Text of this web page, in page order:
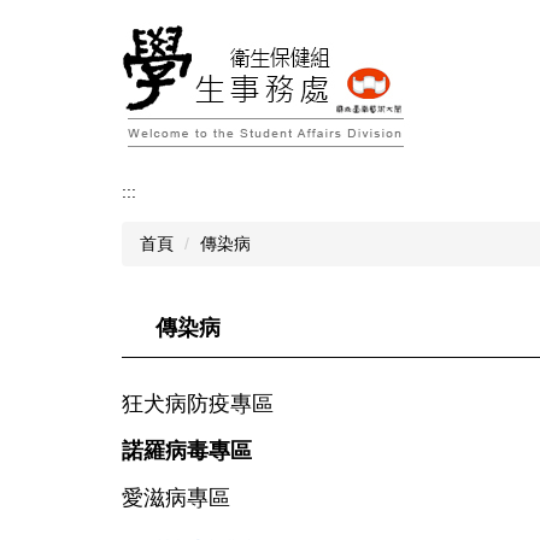
:::
首頁 傳染病
傳染病
狂犬病防疫專區
諾羅病毒專區
愛滋病專區